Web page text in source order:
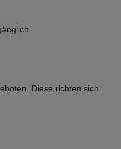
Diese richten sich